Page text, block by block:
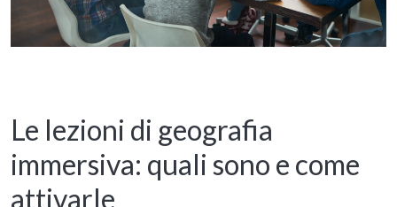
Le lezioni di geografia
immersiva: quali sono e come
attivarle